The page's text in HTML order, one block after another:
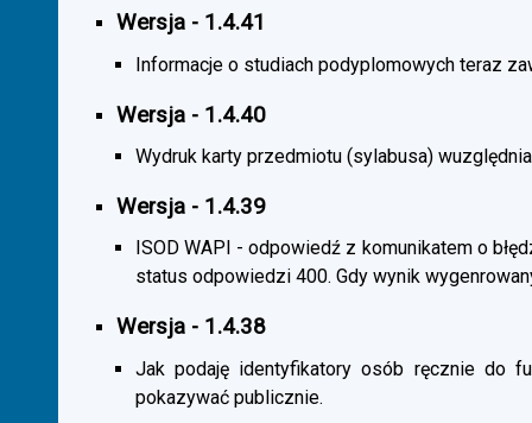
Wersja - 1.4.41
Informacje o studiach podyplomowych teraz
Wersja - 1.4.40
Wydruk karty przedmiotu (sylabusa)
Wersja - 1.4.39
ISOD WAPI - odpowiedź z komunikatem o
status odpowiedzi 400. Gdy wynik
Wersja - 1.4.38
Jak podaję identyfikatory osób ręcznie do
pokazywać publicznie.